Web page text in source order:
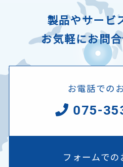
製品やサービ
お気軽にお問
お電話での
075-
フォームでの